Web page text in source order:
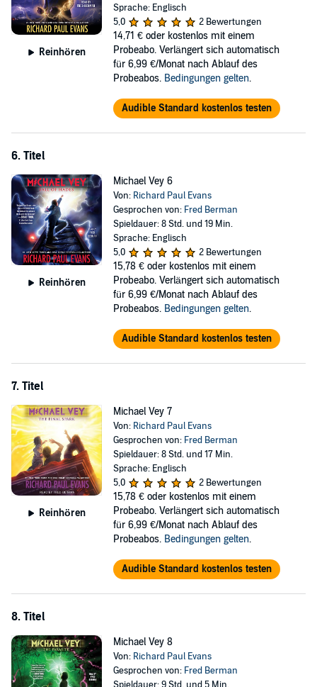
Reinhören
Sprache: Englisch
5,0
2 Bewertungen
14,71 € oder kostenlos mit einem
Probeabo. Verlängert sich automatisch
für 6,99 €/Monat nach Ablauf des
Probeabos. Bedingungen gelten.
Audible Standard kostenlos testen
6. Titel
Reinhören
Michael Vey 6
Von: Richard Paul Evans
Gesprochen von: Fred Berman
Spieldauer: 8 Std. und 19 Min.
Sprache: Englisch
5,0
2 Bewertungen
15,78 € oder kostenlos mit einem
Probeabo. Verlängert sich automatisch
für 6,99 €/Monat nach Ablauf des
Probeabos. Bedingungen gelten.
Audible Standard kostenlos testen
7. Titel
Reinhören
Michael Vey 7
Von: Richard Paul Evans
Gesprochen von: Fred Berman
Spieldauer: 8 Std. und 17 Min.
Sprache: Englisch
5,0
2 Bewertungen
15,78 € oder kostenlos mit einem
Probeabo. Verlängert sich automatisch
für 6,99 €/Monat nach Ablauf des
Probeabos. Bedingungen gelten.
Audible Standard kostenlos testen
8. Titel
Michael Vey 8
Von: Richard Paul Evans
Gesprochen von: Fred Berman